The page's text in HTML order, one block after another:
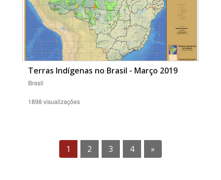
Terras Indígenas no Brasil - Março 2019
Brasil
1898 visualizações
1 2 3 4 »